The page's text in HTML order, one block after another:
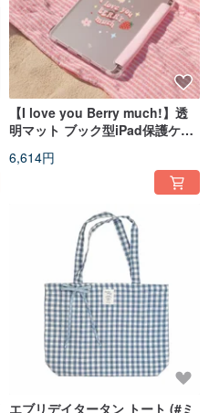
【I love you Berry much!】透
明マット ブック型iPad保護ケー
6,614円
エブリデイタータン トート (#ミ